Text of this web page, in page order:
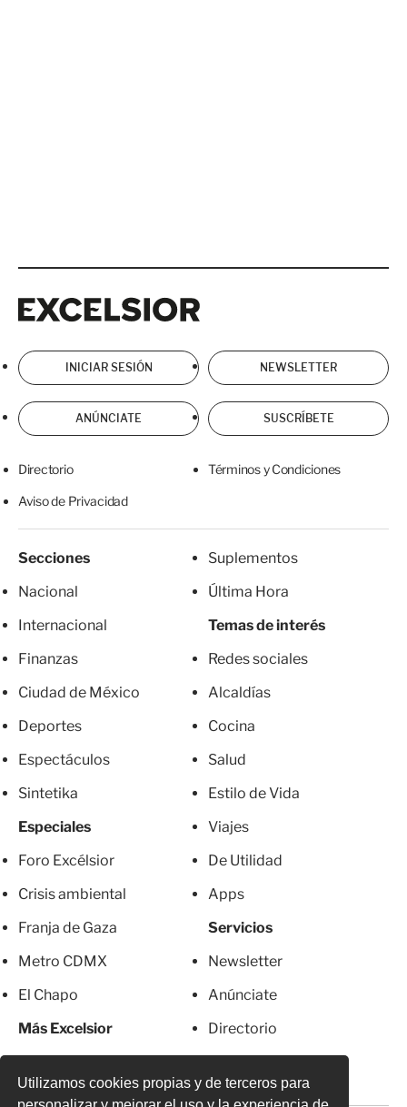
Utilizamos cookies propias y de terceros para
INICIAR SESIÓN NEWSLETTER
ANÚNCIATE SUSCRÍBETE
Directorio Términos y Condiciones
Aviso de Privacidad
Secciones
Nacional
Internacional
Finanzas
Ciudad de México
Deportes
Espectáculos
Sintetika
Especiales
Foro Excélsior
Crisis ambiental
Franja de Gaza
Metro CDMX
El Chapo
Más Excelsior
Suplementos
Última Hora
Temas de interés
Redes sociales
Alcaldías
Cocina
Salud
Estilo de Vida
Viajes
De Utilidad
Apps
Servicios
Newsletter
Anúnciate
Directorio